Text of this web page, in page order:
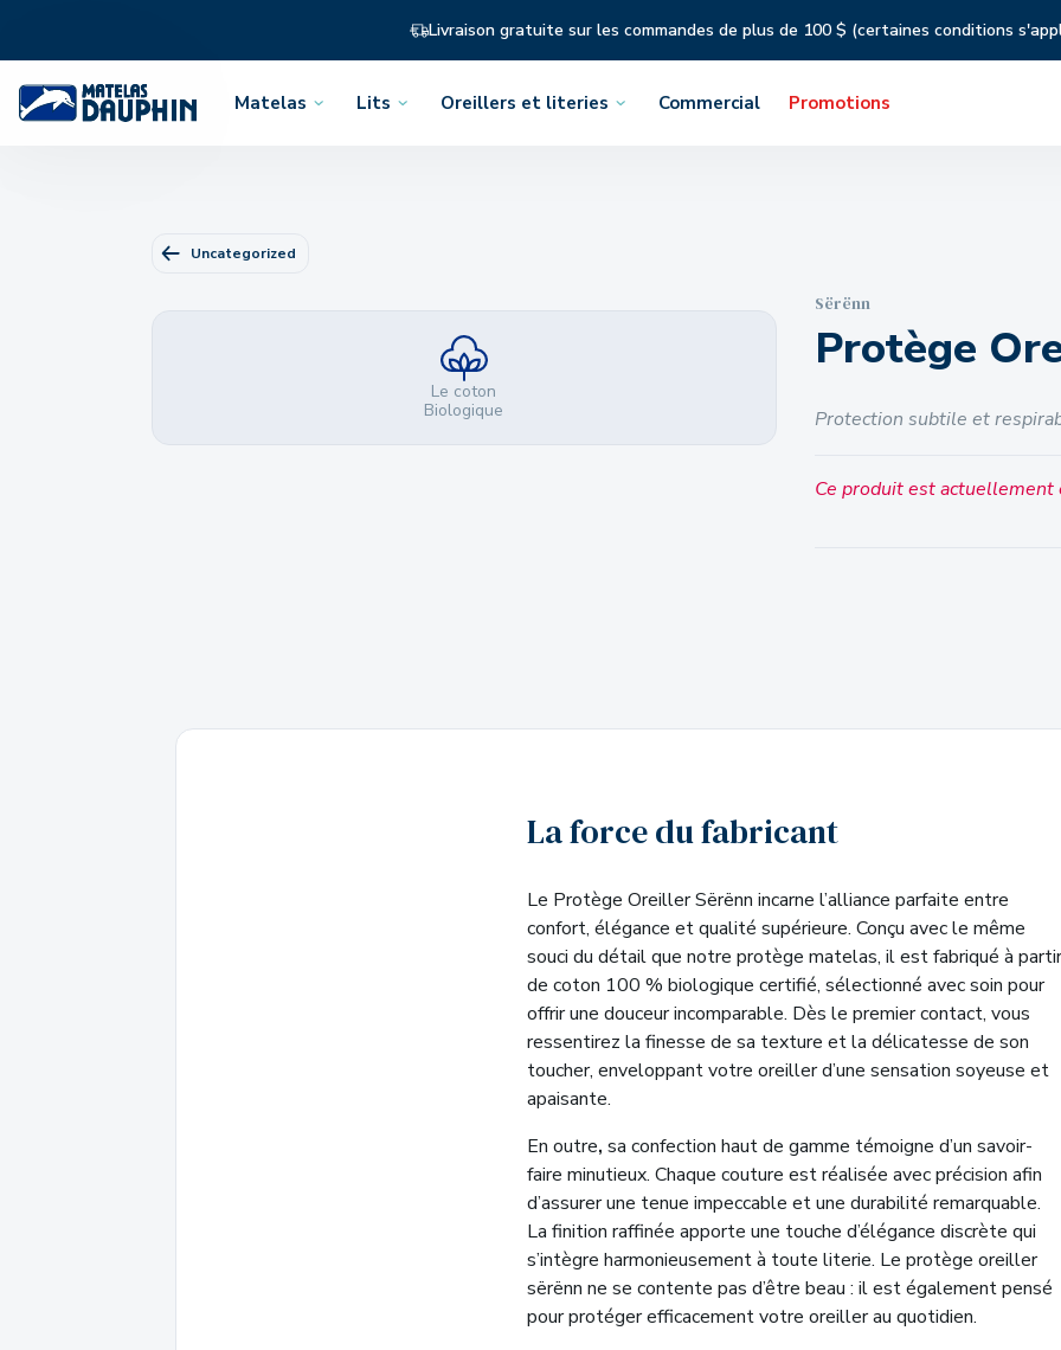
Livraison gratuite sur les commandes de plus de 100 $ (certaines conditions
Ouvrir
Matelas
Ouvrir
Lits
Ouvrir
Oreillers et literies Commercial Promotions
Uncategorized
Le coton
Biologique
Sërënn
Protège
Protection subtile et
Ce produit est
La force du fabricant
Le Protège Oreiller Sërënn incarne l’alliance parfaite entre
confort, élégance et qualité supérieure. Conçu avec le même
souci du détail que notre protège matelas, il est fabriqué à
de coton 100 % biologique certifié, sélectionné avec soin pour
offrir une douceur incomparable. Dès le premier contact, vous
ressentirez la finesse de sa texture et la délicatesse de son
toucher, enveloppant votre oreiller d’une sensation soyeuse et
apaisante.
En outre, sa confection haut de gamme témoigne d’un savoir-
faire minutieux. Chaque couture est réalisée avec précision afin
d’assurer une tenue impeccable et une durabilité remarquable.
La finition raffinée apporte une touche d’élégance discrète qui
s’intègre harmonieusement à toute literie. Le protège oreiller
sërënn ne se contente pas d’être beau : il est également pensé
pour protéger efficacement votre oreiller au quotidien.